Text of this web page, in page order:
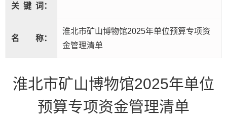
关 键 词：
名 称：
淮北市矿山博物馆2025年单位预算专项资
金管理清单
淮北市矿山博物馆2025年单位
预算专项资金管理清单